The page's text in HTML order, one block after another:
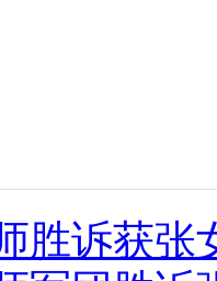
胜诉获张